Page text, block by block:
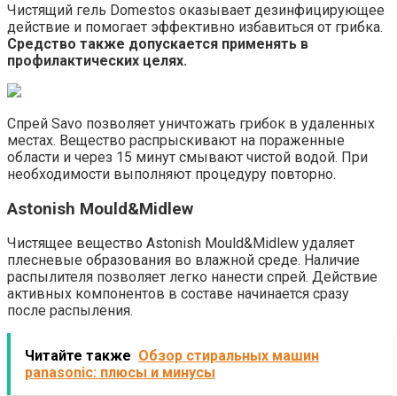
Чистящий гель Domestos оказывает дезинфицирующее
действие и помогает эффективно избавиться от грибка.
Средство также допускается применять в
профилактических целях.
Спрей Savo позволяет уничтожать грибок в удаленных
местах. Вещество распрыскивают на пораженные
области и через 15 минут смывают чистой водой. При
необходимости выполняют процедуру повторно.
Astonish Mould&Midlew
Чистящее вещество Astonish Mould&Midlew удаляет
плесневые образования во влажной среде. Наличие
распылителя позволяет легко нанести спрей. Действие
активных компонентов в составе начинается сразу
после распыления.
Читайте также Обзор стиральных машин
panasonic: плюсы и минусы